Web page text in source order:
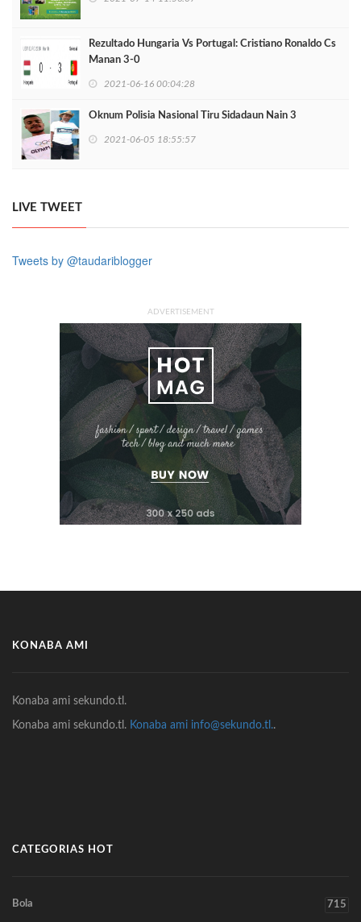
Rezultado Hungaria Vs Portugal: Cristiano Ronaldo Cs
Manan 3-0
2021-06-16 00:04:28
Oknum Polisia Nasional Tiru Sidadaun Nain 3
2021-06-05 18:55:57
LIVE TWEET
Tweets by @taudariblogger
ADVERTISEMENT
KONABA AMI
Konaba ami sekundo.tl.
Konaba ami sekundo.tl. Konaba ami info@sekundo.tl..
CATEGORIAS HOT
Bola 715